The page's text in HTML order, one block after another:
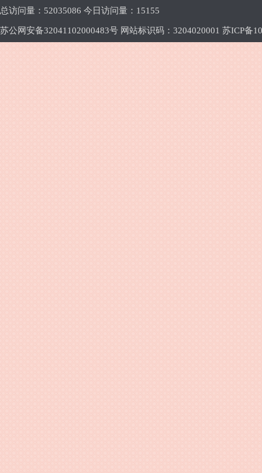
总访问量： 52035086 今日访问量： 15155
苏公网安备32041102000483号 网站标识码：3204020001 苏ICP备